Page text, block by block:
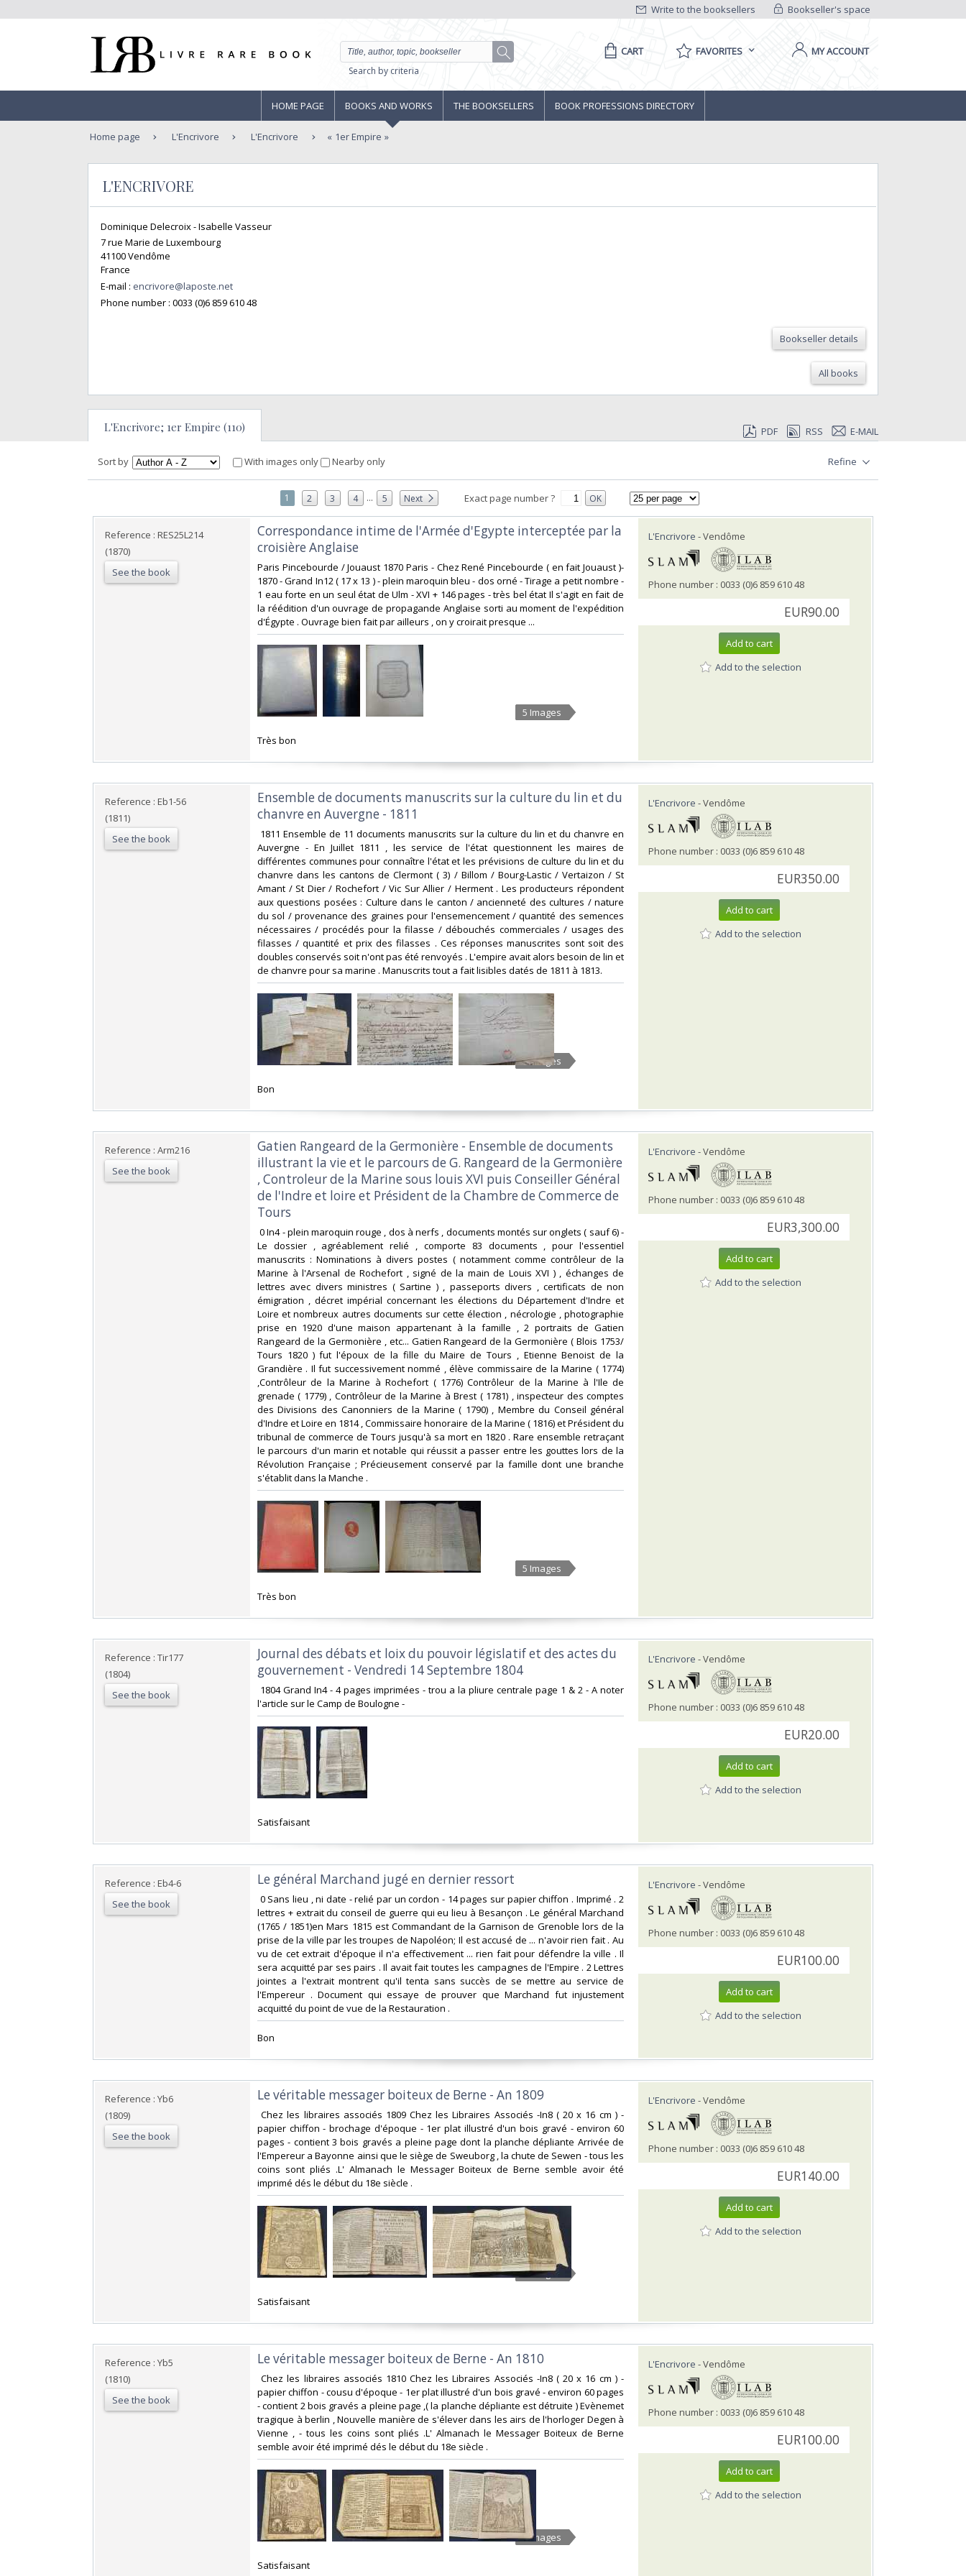
Bookseller's space
Write to the booksellers
Search by criteria
CART FAVORITES MY ACCOUNT
HOME PAGE BOOKS AND WORKS THE BOOKSELLERS BOOK PROFESSIONS DIRECTORY
Home page L'Encrivore L'Encrivore 1er Empire
L'ENCRIVORE
Dominique Delecroix - Isabelle Vasseur
7 rue Marie de Luxembourg
41100 Vendôme
France
E-mail : encrivore@laposte.net
Phone number : 0033 (0)6 859 610 48
Bookseller details
All books
L'Encrivore; 1er Empire (110) PDF RSS E-MAIL
Sort by With images only Nearby only Refine
1 2 3 4 ... 5 Next Exact page number ? OK
Reference : RES25L214
(1870)
See the book
‎Correspondance intime de l'Armée d'Egypte interceptée par la
croisière Anglaise‎
‎Paris Pincebourde / Jouaust 1870 Paris - Chez René Pincebourde ( en fait Jouaust )-
1870 - Grand In12 ( 17 x 13 ) - plein maroquin bleu - dos orné - Tirage a petit nombre -
1 eau forte en un seul état de Ulm - XVI + 146 pages - très bel état Il s'agit en fait de
la réédition d'un ouvrage de propagande Anglaise sorti au moment de l'expédition
d'Égypte . Ouvrage bien fait par ailleurs , on y croirait presque ...‎
5 Images
‎Très bon ‎
L'Encrivore - Vendôme
Phone number : 0033 (0)6 859 610 48
EUR90.00
Add to cart
Add to the selection
Reference : Eb1-56
(1811)
See the book
‎Ensemble de documents manuscrits sur la culture du lin et du
chanvre en Auvergne - 1811‎
‎ 1811 Ensemble de 11 documents manuscrits sur la culture du lin et du chanvre en
Auvergne - En Juillet 1811 , les service de l'état questionnent les maires de
différentes communes pour connaître l'état et les prévisions de culture du lin et du
chanvre dans les cantons de Clermont ( 3) / Billom / Bourg-Lastic / Vertaizon / St
Amant / St Dier / Rochefort / Vic Sur Allier / Herment . Les producteurs répondent
aux questions posées : Culture dans le canton / ancienneté des cultures / nature
du sol / provenance des graines pour l'ensemencement / quantité des semences
nécessaires / procédés pour la filasse / débouchés commerciales / usages des
filasses / quantité et prix des filasses . Ces réponses manuscrites sont soit des
doubles conservés soit n'ont pas été renvoyés . L'empire avait alors besoin de lin et
de chanvre pour sa marine . Manuscrits tout a fait lisibles datés de 1811 à 1813.‎
5 Images
‎Bon ‎
L'Encrivore - Vendôme
Phone number : 0033 (0)6 859 610 48
EUR350.00
Add to cart
Add to the selection
Reference : Arm216
See the book
‎Gatien Rangeard de la Germonière - Ensemble de documents
illustrant la vie et le parcours de G. Rangeard de la Germonière
, Controleur de la Marine sous louis XVI puis Conseiller Général
de l'Indre et loire et Président de la Chambre de Commerce de
Tours ‎
‎ 0 In4 - plein maroquin rouge , dos à nerfs , documents montés sur onglets ( sauf 6) -
Le dossier , agréablement relié , comporte 83 documents , pour l'essentiel
manuscrits : Nominations à divers postes ( notamment comme contrôleur de la
Marine à l'Arsenal de Rochefort , signé de la main de Louis XVI ) , échanges de
lettres avec divers ministres ( Sartine ) , passeports divers , certificats de non
émigration , décret impérial concernant les élections du Département d'Indre et
Loire et nombreux autres documents sur cette élection , nécrologie , photographie
prise en 1920 d'une maison appartenant à la famille , 2 portraits de Gatien
Rangeard de la Germonière , etc... Gatien Rangeard de la Germonière ( Blois 1753/
Tours 1820 ) fut l'époux de la fille du Maire de Tours , Etienne Benoist de la
Grandière . Il fut successivement nommé , élève commissaire de la Marine ( 1774)
,Contrôleur de la Marine à Rochefort ( 1776) Contrôleur de la Marine à l'Ile de
grenade ( 1779) , Contrôleur de la Marine à Brest ( 1781) , inspecteur des comptes
des Divisions des Canonniers de la Marine ( 1790) , Membre du Conseil général
d'Indre et Loire en 1814 , Commissaire honoraire de la Marine ( 1816) et Président du
tribunal de commerce de Tours jusqu'à sa mort en 1820 . Rare ensemble retraçant
le parcours d'un marin et notable qui réussit a passer entre les gouttes lors de la
Révolution Française ; Précieusement conservé par la famille dont une branche
s'établit dans la Manche .‎
5 Images
‎Très bon ‎
L'Encrivore - Vendôme
Phone number : 0033 (0)6 859 610 48
EUR3,300.00
Add to cart
Add to the selection
Reference : Tir177
(1804)
See the book
‎Journal des débats et loix du pouvoir législatif et des actes du
gouvernement - Vendredi 14 Septembre 1804 ‎
‎ 1804 Grand In4 - 4 pages imprimées - trou a la pliure centrale page 1 & 2 - A noter
l'article sur le Camp de Boulogne - ‎
‎Satisfaisant ‎
L'Encrivore - Vendôme
Phone number : 0033 (0)6 859 610 48
EUR20.00
Add to cart
Add to the selection
Reference : Eb4-6
See the book
‎Le général Marchand jugé en dernier ressort ‎
‎ 0 Sans lieu , ni date - relié par un cordon - 14 pages sur papier chiffon . Imprimé . 2
lettres + extrait du conseil de guerre qui eu lieu à Besançon . Le général Marchand
(1765 / 1851)en Mars 1815 est Commandant de la Garnison de Grenoble lors de la
prise de la ville par les troupes de Napoléon; Il est accusé de ... n'avoir rien fait . Au
vu de cet extrait d'époque il n'a effectivement ... rien fait pour défendre la ville . Il
sera acquitté par ses pairs . Il avait fait toutes les campagnes de l'Empire . 2 Lettres
jointes a l'extrait montrent qu'il tenta sans succès de se mettre au service de
l'Empereur . Document qui essaye de prouver que Marchand fut injustement
acquitté du point de vue de la Restauration .‎
‎Bon ‎
L'Encrivore - Vendôme
Phone number : 0033 (0)6 859 610 48
EUR100.00
Add to cart
Add to the selection
Reference : Yb6
(1809)
See the book
‎Le véritable messager boiteux de Berne - An 1809‎
‎ Chez les libraires associés 1809 Chez les Libraires Associés -In8 ( 20 x 16 cm ) -
papier chiffon - brochage d'époque - 1er plat illustré d'un bois gravé - environ 60
pages - contient 3 bois gravés a pleine page dont la planche dépliante Arrivée de
l'Empereur a Bayonne ainsi que le siège de Sweuborg , la chute de Sewen - tous les
coins sont pliés .L' Almanach le Messager Boiteux de Berne semble avoir été
imprimé dés le début du 18e siècle .‎
5 Images
‎Satisfaisant ‎
L'Encrivore - Vendôme
Phone number : 0033 (0)6 859 610 48
EUR140.00
Add to cart
Add to the selection
Reference : Yb5
(1810)
See the book
‎Le véritable messager boiteux de Berne - An 1810‎
‎ Chez les libraires associés 1810 Chez les Libraires Associés -In8 ( 20 x 16 cm ) -
papier chiffon - cousu d'époque - 1er plat illustré d'un bois gravé - environ 60 pages
- contient 2 bois gravés a pleine page ,( la planche dépliante est détruite ) Evènemet
tragique à berlin , Nouvelle manière de s'élever dans les airs de l'horloger Degen à
Vienne , - tous les coins sont pliés .L' Almanach le Messager Boiteux de Berne
semble avoir été imprimé dés le début du 18e siècle .‎
5 Images
‎Satisfaisant ‎
L'Encrivore - Vendôme
Phone number : 0033 (0)6 859 610 48
EUR100.00
Add to cart
Add to the selection